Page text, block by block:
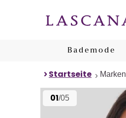
Bademode
Startseite Marken
01/05